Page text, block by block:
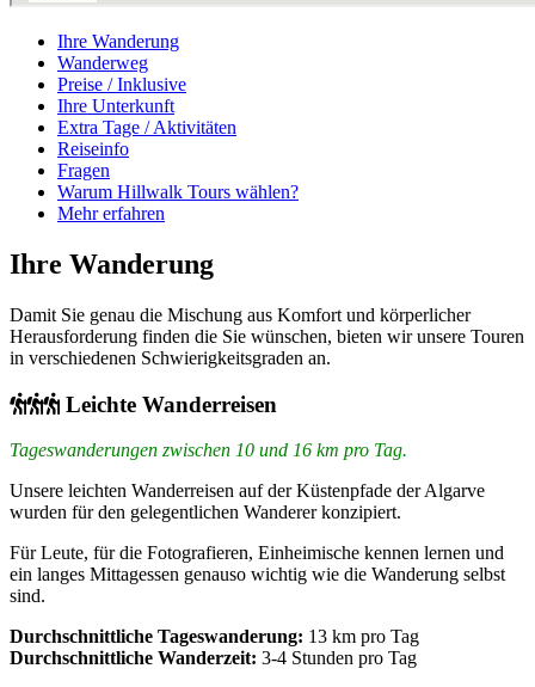
Ihre Wanderung
Wanderweg
Preise / Inklusive
Ihre Unterkunft
Extra Tage / Aktivitäten
Reiseinfo
Fragen
Warum Hillwalk Tours wählen?
Mehr erfahren
Ihre Wanderung
Damit Sie genau die Mischung aus Komfort und körperlicher
Herausforderung finden die Sie wünschen, bieten wir unsere Touren
in verschiedenen Schwierigkeitsgraden an.
Leichte Wanderreisen
Tageswanderungen zwischen 10 und 16 km pro Tag.
Unsere leichten Wanderreisen auf der Küstenpfade der Algarve
wurden für den gelegentlichen Wanderer konzipiert.
Für Leute, für die Fotografieren, Einheimische kennen lernen und
ein langes Mittagessen genauso wichtig wie die Wanderung selbst
sind.
Durchschnittliche Tageswanderung: 13 km pro Tag
Durchschnittliche Wanderzeit: 3-4 Stunden pro Tag